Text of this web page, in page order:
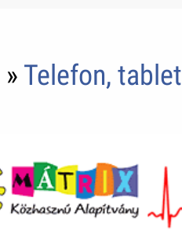
» Telefon, tablet